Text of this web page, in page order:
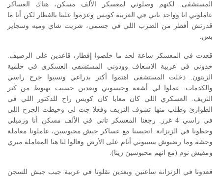
المستشفى. لكنهم وصلوني لمعسكر الألف مسكن، هناك العساكر
عاملوني انا وواحد تاني في العربية كويس وعزموا علينا بالفطار لكن أنا ما
قدرتش أفطر من الضرب اللي في جسمي، شربت شاي وميه وسجاير
بس.
قعدت في المعسكر ساعة لحد ما خلصوا إفطار، قاعدين على الرصيف.
خدوني في عربية الاسعاف وودوني المستشفى العسكري في حلمية
الزيتون. دخلت المستشفى اهتموا أكتر بدراعي ونسيوا جرح راسي
والكدمات. عملوا لي أشعة وجبسوني وبعدين حسيت بهبوط من كتر
النزيف. العسكري اللي كان معايا كان كويس راح للدكتور اللي في
الطوارئ وطلب منها تشوف النزيف وفعلا جت لي وخيطت الجرح اللي
في راسي 4 غرز. رجعنا المعسكر تاني في الألف مسكن أنا وزميلي
وحطونا في الزنزانة. اتحبسنا مع عساكر جيش محبوسين، عاملونا معاملة
وحشة وما رضيوش يسيبوني أنام على الأرض وقالوا لنا هنا المعاملة ميري
ومفيش نوم (مع انهم محبوسين زينا).
قعدونا في الزنزانة ساعتين وبعدين نقلونا في عربية جيب جيش للسجن